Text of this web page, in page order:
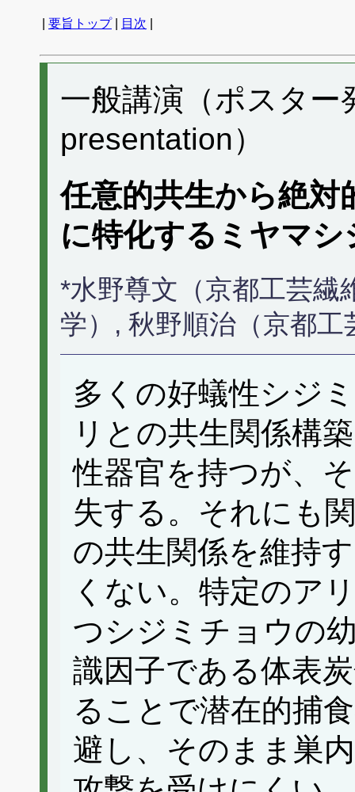
要旨トップ| 目次
一般講演（ポスタ
presentation）
任意的共生から絶
に特化するミヤマ
*水野尊文（京都工芸繊
学）, 秋野順治（京都工
多くの好蟻性シジ
リとの共生関係構
性器官を持つが、
失する。それにも
の共生関係を維持
くない。特定のア
つシジミチョウの
識因子である体表
ることで潜在的捕
避し、そのまま巣